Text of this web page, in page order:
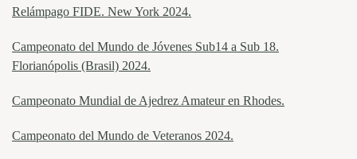
Relámpago FIDE. New York 2024.
Campeonato del Mundo de Jóvenes Sub14 a Sub 18.
Florianópolis (Brasil) 2024.
Campeonato Mundial de Ajedrez Amateur en Rhodes.
Campeonato del Mundo de Veteranos 2024.